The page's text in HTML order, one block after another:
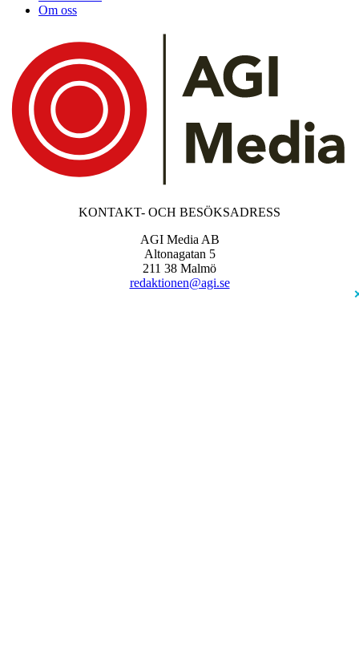
Om oss
KONTAKT- OCH BESÖKSADRESS
AGI Media AB
Altonagatan 5
211 38 Malmö
redaktionen@agi.se